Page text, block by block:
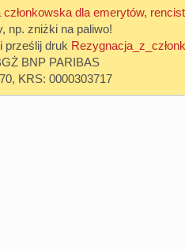
członkowska dla emerytów,
np. zniżki na paliwo!
prześlij druk
BNP PARIBAS
KRS: 0000303717